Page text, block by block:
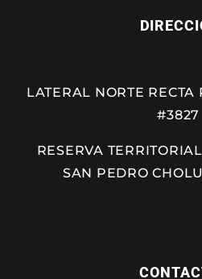
LATERAL NORTE
#3827
RESERVA
SAN PEDRO